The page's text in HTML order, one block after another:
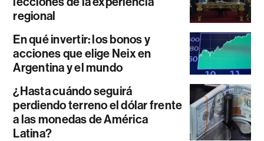
regional
En qué invertir: los bonos y
acciones que elige Neix en
Argentina y el mundo
¿Hasta cuándo seguirá
perdiendo terreno el dólar frente
a las monedas de América
Latina?